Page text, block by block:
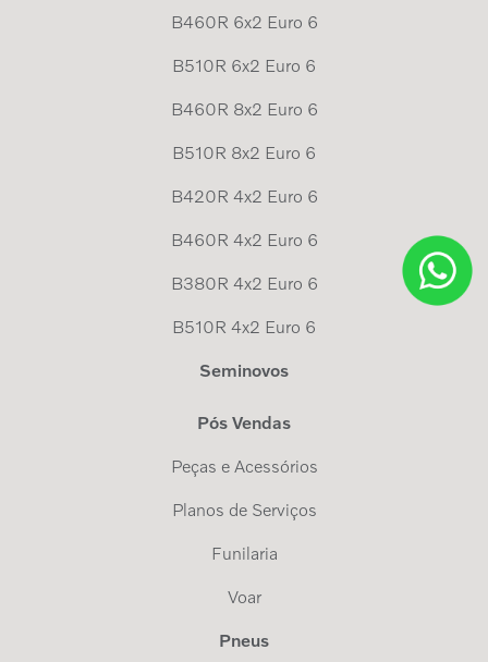
B460R 6x2 Euro 6
B510R 6x2 Euro 6
B460R 8x2 Euro 6
B510R 8x2 Euro 6
B420R 4x2 Euro 6
B460R 4x2 Euro 6
B380R 4x2 Euro 6
B510R 4x2 Euro 6
Seminovos
Pós Vendas
Peças e Acessórios
Planos de Serviços
Funilaria
Voar
Pneus